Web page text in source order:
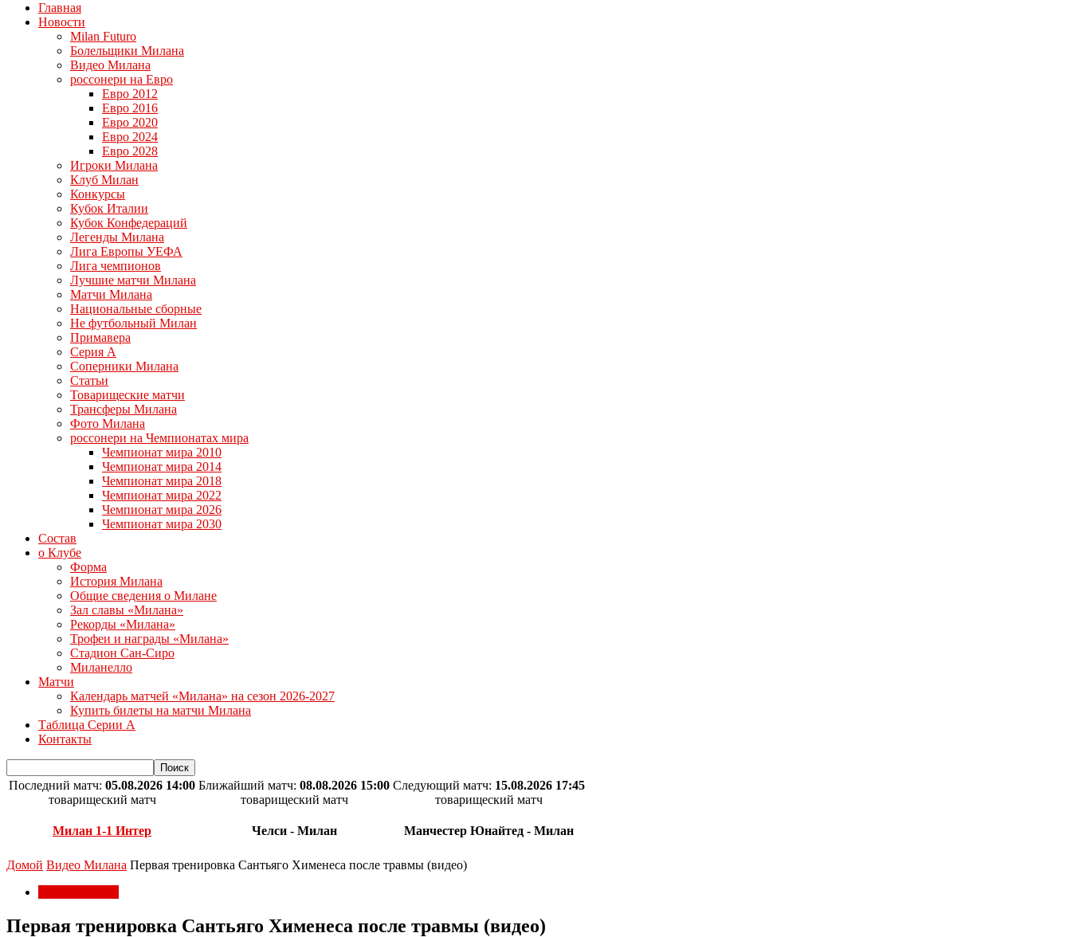
Главная
Новости
Milan Futuro
Болельщики Милана
Видео Милана
россонери на Евро
Евро 2012
Евро 2016
Евро 2020
Евро 2024
Евро 2028
Игроки Милана
Клуб Милан
Конкурсы
Кубок Италии
Кубок Конфедераций
Легенды Милана
Лига Европы УЕФА
Лига чемпионов
Лучшие матчи Милана
Матчи Милана
Национальные сборные
Не футбольный Милан
Примавера
Серия А
Соперники Милана
Статьи
Товарищеские матчи
Трансферы Милана
Фото Милана
россонери на Чемпионатах мира
Чемпионат мира 2010
Чемпионат мира 2014
Чемпионат мира 2018
Чемпионат мира 2022
Чемпионат мира 2026
Чемпионат мира 2030
Состав
о Клубе
Форма
История Милана
Общие сведения о Милане
Зал славы «Милана»
Рекорды «Милана»
Трофеи и награды «Милана»
Стадион Сан-Сиро
Миланелло
Матчи
Календарь матчей «Милана» на сезон 2026-2027
Купить билеты на матчи Милана
Таблица Серии А
Контакты
Последний матч: 05.08.2026 14:00
товарищеский матч
Милан 1-1 Интер
Ближайший матч: 08.08.2026 15:00
товарищеский матч
Челси - Милан
Следующий матч: 15.08.2026 17:45
товарищеский матч
Манчестер Юнайтед - Милан
Домой Видео Милана Первая тренировка Сантьяго Хименеса после травмы (видео)
Первая тренировка Сантьяго Хименеса после травмы (видео)